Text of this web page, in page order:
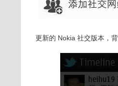
更新的 Nokia 社交版本，